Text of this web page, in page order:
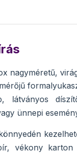
nagyméretű,
látványos
ünnepi
vékony